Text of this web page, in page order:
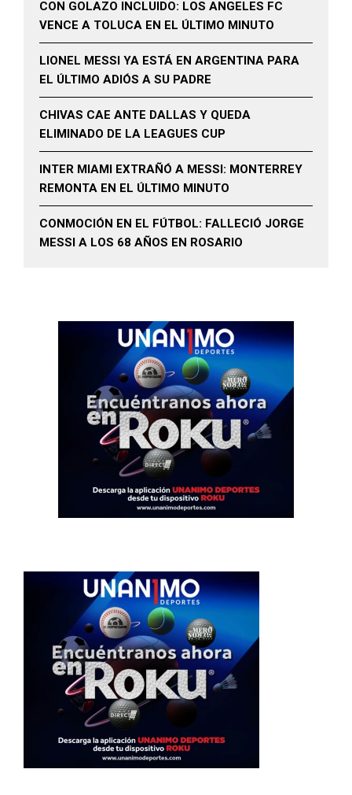
CON GOLAZO INCLUIDO: LOS ANGELES FC
VENCE A TOLUCA EN EL ÚLTIMO MINUTO
LIONEL MESSI YA ESTÁ EN ARGENTINA PARA
EL ÚLTIMO ADIÓS A SU PADRE
CHIVAS CAE ANTE DALLAS Y QUEDA
ELIMINADO DE LA LEAGUES CUP
INTER MIAMI EXTRAÑÓ A MESSI: MONTERREY
REMONTA EN EL ÚLTIMO MINUTO
CONMOCIÓN EN EL FÚTBOL: FALLECIÓ JORGE
MESSI A LOS 68 AÑOS EN ROSARIO